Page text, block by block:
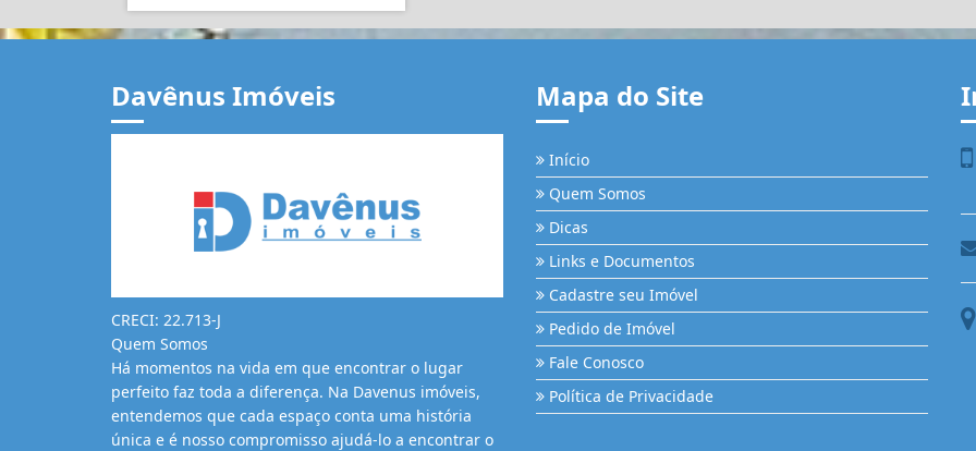
Davênus Imóveis
CRECI: 22.713-J
Quem Somos
Há momentos na vida em que encontrar o lugar
perfeito faz toda a diferença. Na Davenus imóveis,
entendemos que cada espaço conta uma história
única e é nosso compromisso ajudá-lo a encontrar o
Mapa do Site
Início
Quem Somos
Dicas
Links e Documentos
Cadastre seu Imóvel
Pedido de Imóvel
Fale Conosco
Política de Privacidade